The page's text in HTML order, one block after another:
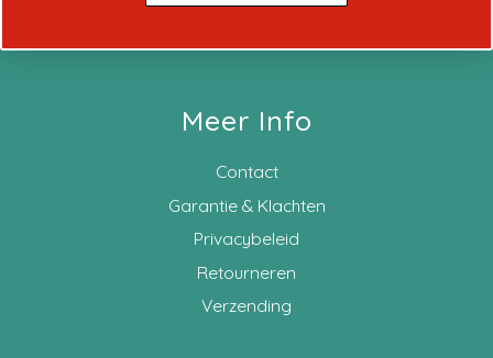
Meer Info
Contact
Garantie & Klachten
Privacybeleid
Retourneren
Verzending